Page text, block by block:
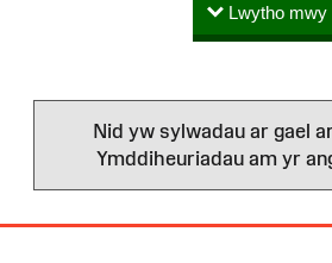
Lwytho mwy
Nid yw sylwadau ar gael
Ymddiheuriadau am yr